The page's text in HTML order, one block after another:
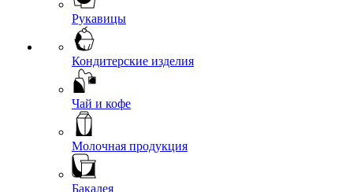
Рукавицы
Кондитерские изделия
Чай и кофе
Молочная продукция
Бакалея